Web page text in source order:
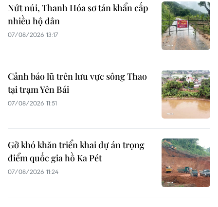
Nứt núi, Thanh Hóa sơ tán khẩn cấp
nhiều hộ dân
07/08/2026 13:17
Cảnh báo lũ trên lưu vực sông Thao
tại trạm Yên Bái
07/08/2026 11:51
Gỡ khó khăn triển khai dự án trọng
điểm quốc gia hồ Ka Pét
07/08/2026 11:24